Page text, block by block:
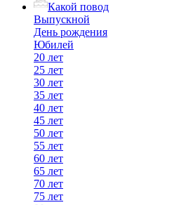
Какой повод
Выпускной
День рождения
Юбилей
20 лет
25 лет
30 лет
35 лет
40 лет
45 лет
50 лет
55 лет
60 лет
65 лет
70 лет
75 лет